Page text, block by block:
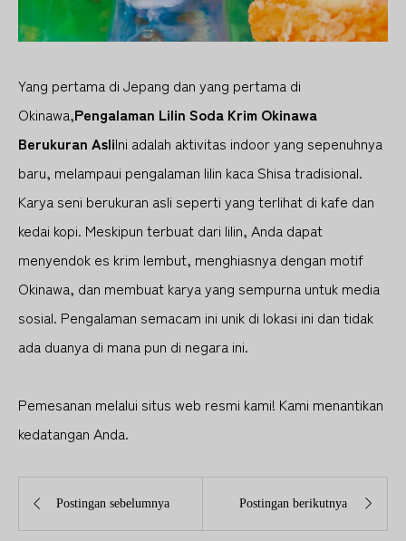
Yang pertama di Jepang dan yang pertama di
Okinawa,Pengalaman Lilin Soda Krim Okinawa
Berukuran AsliIni adalah aktivitas indoor yang sepenuhnya
baru, melampaui pengalaman lilin kaca Shisa tradisional.
Karya seni berukuran asli seperti yang terlihat di kafe dan
kedai kopi. Meskipun terbuat dari lilin, Anda dapat
menyendok es krim lembut, menghiasnya dengan motif
Okinawa, dan membuat karya yang sempurna untuk media
sosial. Pengalaman semacam ini unik di lokasi ini dan tidak
ada duanya di mana pun di negara ini.
Pemesanan melalui situs web resmi kami! Kami menantikan
kedatangan Anda.
 Postingan sebelumnya Postingan berikutnya 